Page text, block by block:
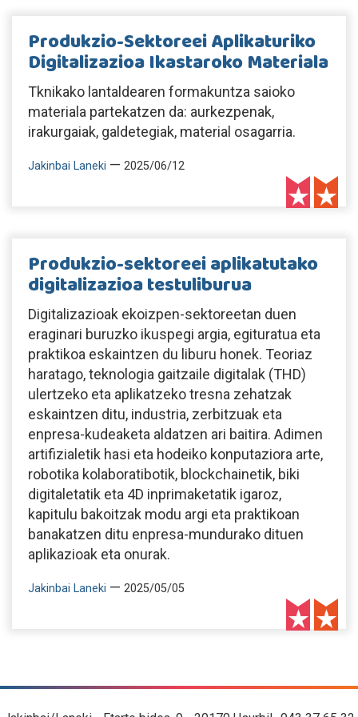
Produkzio-Sektoreei Aplikaturiko
Digitalizazioa Ikastaroko Materiala
Tknikako lantaldearen formakuntza saioko
materiala partekatzen da: aurkezpenak,
irakurgaiak, galdetegiak, material osagarria.
Jakinbai Laneki — 2025/06/12
Produkzio-sektoreei aplikatutako
digitalizazioa testuliburua
Digitalizazioak ekoizpen-sektoreetan duen
eraginari buruzko ikuspegi argia, egituratua eta
praktikoa eskaintzen du liburu honek. Teoriaz
haratago, teknologia gaitzaile digitalak (THD)
ulertzeko eta aplikatzeko tresna zehatzak
eskaintzen ditu, industria, zerbitzuak eta
enpresa-kudeaketa aldatzen ari baitira. Adimen
artifizialetik hasi eta hodeiko konputaziora arte,
robotika kolaboratibotik, blockchainetik, biki
digitaletatik eta 4D inprimaketatik igaroz,
kapitulu bakoitzak modu argi eta praktikoan
banakatzen ditu enpresa-mundurako dituen
aplikazioak eta onurak.
Jakinbai Laneki — 2025/05/05